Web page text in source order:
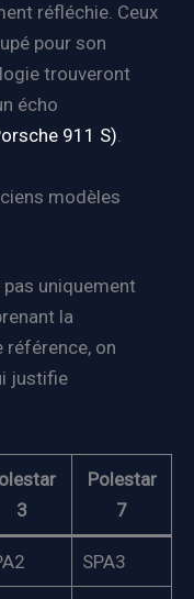
réfléchie. Ceux
pour son
trouveront
écho
911 S).
modèles
pas uniquement
la
on
justifie
3
Polestar
7
SPA3